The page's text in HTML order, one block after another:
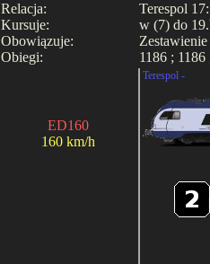
Relacja:
Kursuje:
Obowiązuje:
Obiegi:
Terespol
w (7) do
1186 ; 1186
ED160
160 km/h
Terespol -